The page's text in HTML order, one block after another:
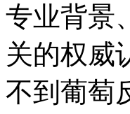
专业背景
关的权威
不到葡萄